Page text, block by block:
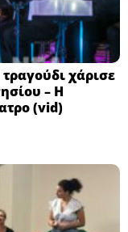
χάρισε
– Η
(vid)